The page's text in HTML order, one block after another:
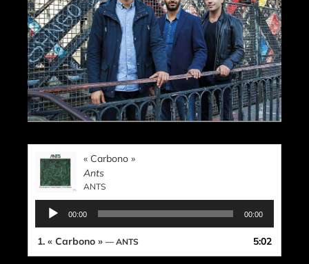
« Carbono »
Ants
ANTS
Lecteur
audio
00:00 00:00
1. « Carbono » — ANTS 5:02